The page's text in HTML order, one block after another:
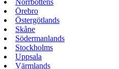
Norrbottens
Örebro
Östergötlands
Skåne
Södermanlands
Stockholms
Uppsala
Värmlands